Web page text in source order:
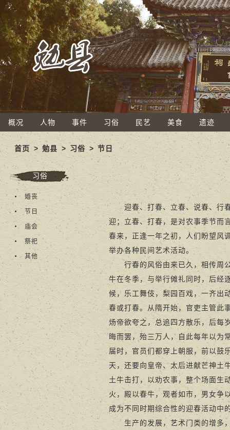
概况 人物 事件 习俗 民艺 美食 遗迹
首页 >勉县 > 习俗 > 节日
习俗
婚丧
节日
庙会
祭祀
其他
迎春、打春、立春、说春、行春
迎；立春、打春，是对农事季节而
春来，正逢一年之初，人们盼望风
举办各种民间艺术活动。
行春的风俗由来已久，相传周公
牛在冬季，与举行傩礼同时，后
候，乐工舞伎，梨园百戏，一齐出
春或打春。从隋开始，官吏主管此
炀帝欲夸之，总追四方散乐，后每
晦而罢，殆三万人，自此每年以为
届时，官员们都穿上朝服，前以鼓
天，还要向皇帝、太后进献芒神土
土牛击打，以劝农事，整个场面生
火，殿以春牛，观者如市，男女争
成为不同时期综合性的迎春活动中
生产的发展，艺术门类的增多，